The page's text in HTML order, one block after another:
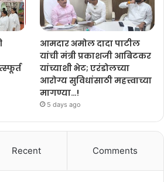
आमदार अमोल दादा पाटील
यांची मंत्री प्रकाशजी आबिटकर
यांच्याशी भेट; एरंडोलच्या
आरोग्य सुविधांसाठी महत्त्वाच्या
मागण्या…!
5 days ago
Recent Comments